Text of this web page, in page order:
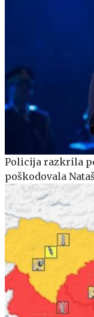
Policija razkrila
poškodovala